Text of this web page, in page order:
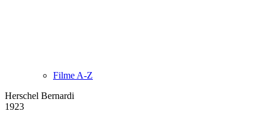
Filme A-Z
Herschel Bernardi
1923